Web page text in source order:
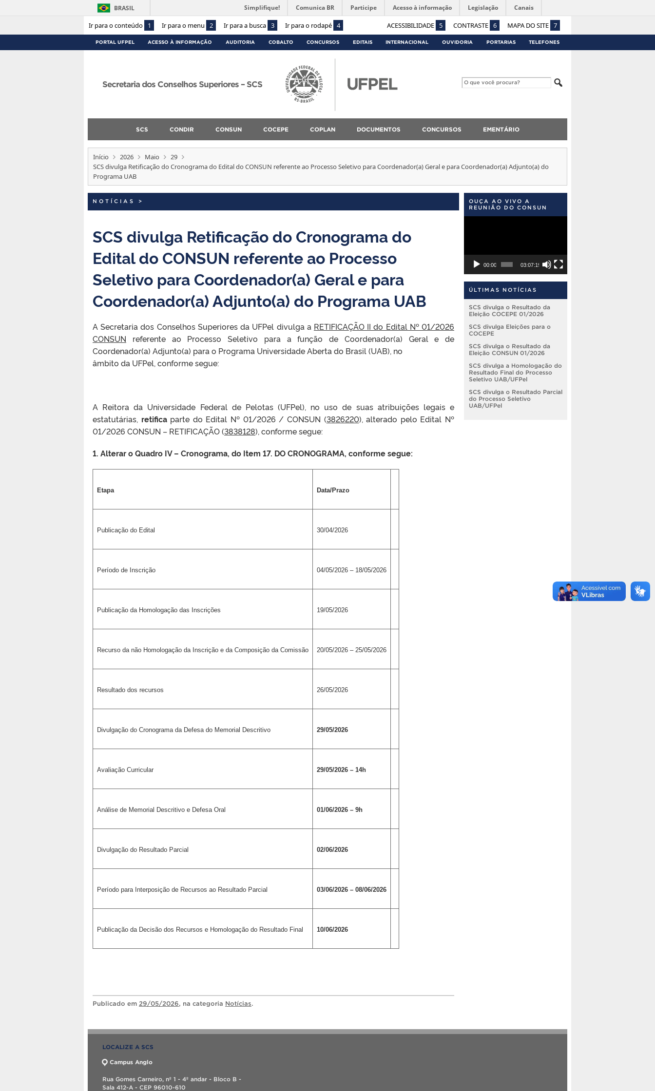
Ir para o conteúdo 1 Ir para o menu 2 Ir para a busca 3 Ir para o rodapé 4 ACESSIBILIDADE 5 CONTRASTE 6 MAPA DO SITE 7
BRASIL Simplifique! Comunica BR Participe Acesso à informação Legislação Canais
PORTAL UFPEL ACESSO À INFORMAÇÃO AUDITORIA COBALTO CONCURSOS EDITAIS INTERNACIONAL OUVIDORIA PORTARIAS TELEFONES
Secretaria dos Conselhos Superiores – SCS
SCS CONDIR CONSUN COCEPE COPLAN DOCUMENTOS CONCURSOS EMENTÁRIO
Início 2026 Maio
29
SCS divulga Retificação do Cronograma do Edital do CONSUN referente ao Processo Seletivo para Coordenador(a) Geral e para Coordenador(a) Adjunto(a) do
Programa UAB
NOTÍCIAS >
SCS divulga Retificação do Cronograma do
Edital do CONSUN referente ao Processo
Seletivo para Coordenador(a) Geral e para
Coordenador(a) Adjunto(a) do Programa UAB
A Secretaria dos Conselhos Superiores da UFPel divulga a RETIFICAÇÃO II do Edital Nº 01/2026
CONSUN referente ao Processo Seletivo para a função de Coordenador(a) Geral e de
Coordenador(a) Adjunto(a) para o Programa Universidade Aberta do Brasil (UAB), no
âmbito da UFPel, conforme segue:
A Reitora da Universidade Federal de Pelotas (UFPel), no uso de suas atribuições legais e
estatutárias, retifica parte do Edital Nº 01/2026 / CONSUN (3826220), alterado pelo Edital Nº
01/2026 CONSUN – RETIFICAÇÃO (3838128), conforme segue:
1. Alterar o Quadro IV – Cronograma, do Item 17. DO CRONOGRAMA, conforme segue:
Etapa Data/Prazo
Publicação do Edital 30/04/2026
Período de Inscrição 04/05/2026 – 18/05/2026
Publicação da Homologação das Inscrições 19/05/2026
Recurso da não Homologação da Inscrição e da Composição da Comissão 20/05/2026 – 25/05/2026
Resultado dos recursos 26/05/2026
Divulgação do Cronograma da Defesa do Memorial Descritivo 29/05/2026
Avaliação Curricular 29/05/2026 – 14h
Análise de Memorial Descritivo e Defesa Oral 01/06/2026 – 9h
Divulgação do Resultado Parcial 02/06/2026
Período para Interposição de Recursos ao Resultado Parcial 03/06/2026 – 08/06/2026
Publicação da Decisão dos Recursos e Homologação do Resultado Final 10/06/2026
Publicado em 29/05/2026, na categoria Notícias.
OUÇA AO VIVO A
REUNIÃO DO CONSUN
00:00 03:07:19
ÚLTIMAS NOTÍCIAS
SCS divulga o Resultado da
Eleição COCEPE 01/2026
SCS divulga Eleições para o
COCEPE
SCS divulga o Resultado da
Eleição CONSUN 01/2026
SCS divulga a Homologação do
Resultado Final do Processo
Seletivo UAB/UFPel
SCS divulga o Resultado Parcial
do Processo Seletivo
UAB/UFPel
LOCALIZE A SCS
Campus Anglo
Rua Gomes Carneiro, nº 1 - 4º andar - Bloco B -
Sala 412-A - CEP 96010-610